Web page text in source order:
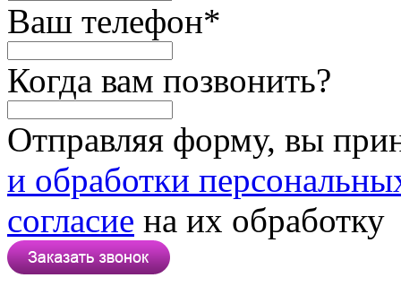
Ваш телефон*
Когда вам позвонить?
Отправляя форму, вы
и обработки
согласие на их обработку